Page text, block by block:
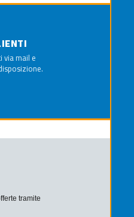
via mail e
tramite